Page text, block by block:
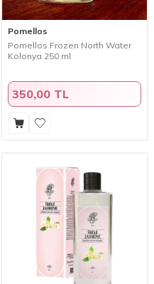
Pomellos
Pomellos Frozen North Water
Kolonya 250 ml
350,00 TL